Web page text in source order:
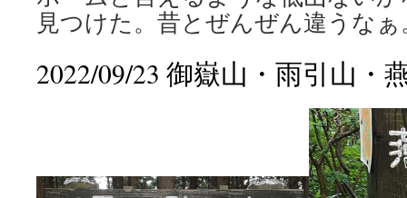
見つけた。昔とぜんぜん違うなぁ
2022/09/23 御嶽山・雨引山・